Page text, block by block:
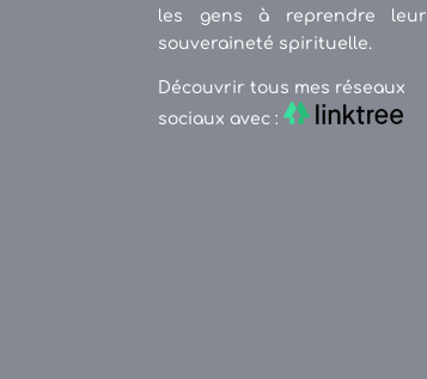
les gens à reprendre leur
souveraineté spirituelle.
Découvrir tous mes réseaux
sociaux avec :